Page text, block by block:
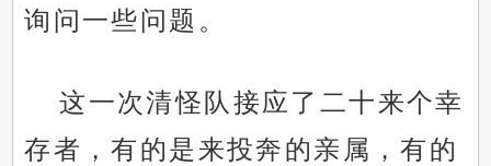
询问一些问题。
这一次清怪队接应了二十来个幸
存者，有的是来投奔的亲属，有的